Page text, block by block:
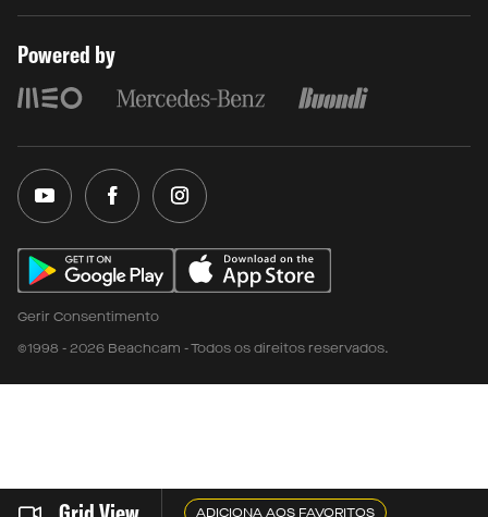
ADICIONA AOS FAVORITOS
Powered by
Gerir Consentimento
©1998 - 2026 Beachcam - Todos os direitos reservados.